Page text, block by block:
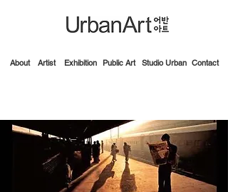
Contact
About Exhibition Public Art
Artist Studio Urban